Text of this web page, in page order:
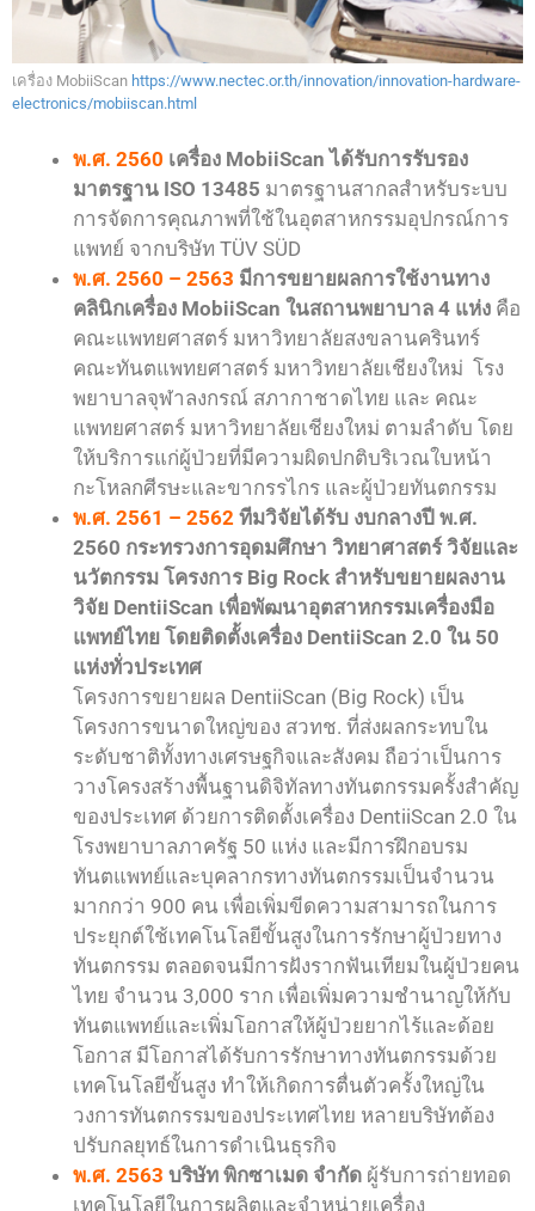
เครื่อง MobiiScan https://www.nectec.or.th/innovation/innovation-hardware-
electronics/mobiiscan.html
พ.ศ. 2560 เครื่อง MobiiScanได้รับการรับรอง
มาตรฐาน ISO 13485 มาตรฐานสากลสำหรับระบบ
การจัดการคุณภาพที่ใช้ในอุตสาหกรรมอุปกรณ์การ
แพทย์ จากบริษัท TÜV SÜD
พ.ศ. 2560 – 2563 มีการขยายผลการใช้งานทาง
คลินิกเครื่อง MobiiScan ในสถานพยาบาล 4 แห่ง คือ
คณะแพทยศาสตร์ มหาวิทยาลัยสงขลานครินทร์
คณะทันตแพทยศาสตร์ มหาวิทยาลัยเชียงใหม่ โรง
พยาบาลจุฬาลงกรณ์ สภากาชาดไทย และ คณะ
แพทยศาสตร์ มหาวิทยาลัยเชียงใหม่ ตามลำดับ โดย
ให้บริการแก่ผู้ป่วยที่มีความผิดปกติบริเวณใบหน้า
กะโหลกศีรษะและขากรรไกร และผู้ป่วยทันตกรรม
พ.ศ. 2561 – 2562 ทีมวิจัยได้รับ งบกลางปี พ.ศ.
2560 กระทรวงการอุดมศึกษา วิทยาศาสตร์ วิจัยและ
นวัตกรรม โครงการ Big Rock สำหรับขยายผลงาน
วิจัย DentiiScan เพื่อพัฒนาอุตสาหกรรมเครื่องมือ
แพทย์ไทย โดยติดตั้งเครื่อง DentiiScan 2.0 ใน 50
แห่งทั่วประเทศ
โครงการขยายผล DentiiScan (Big Rock) เป็น
โครงการขนาดใหญ่ของ สวทช. ที่ส่งผลกระทบใน
ระดับชาติทั้งทางเศรษฐกิจและสังคม ถือว่าเป็นการ
วางโครงสร้างพื้นฐานดิจิทัลทางทันตกรรมครั้งสำคัญ
ของประเทศ ด้วยการติดตั้งเครื่อง DentiiScan 2.0 ใน
โรงพยาบาลภาครัฐ 50 แห่ง และมีการฝึกอบรม
ทันตแพทย์และบุคลากรทางทันตกรรมเป็นจำนวน
มากกว่า 900 คน เพื่อเพิ่มขีดความสามารถในการ
ประยุกต์ใช้เทคโนโลยีขั้นสูงในการรักษาผู้ป่วยทาง
ทันตกรรม ตลอดจนมีการฝังรากฟันเทียมในผู้ป่วยคน
ไทย จำนวน 3,000 ราก เพื่อเพิ่มความชำนาญให้กับ
ทันตแพทย์และเพิ่มโอกาสให้ผู้ป่วยยากไร้และด้อย
โอกาส มีโอกาสได้รับการรักษาทางทันตกรรมด้วย
เทคโนโลยีขั้นสูง ทำให้เกิดการตื่นตัวครั้งใหญ่ใน
วงการทันตกรรมของประเทศไทย หลายบริษัทต้อง
ปรับกลยุทธ์ในการดำเนินธุรกิจ
พ.ศ. 2563 บริษัท พิกซาเมด จำกัด ผู้รับการถ่ายทอด
เทคโนโลยีในการผลิตและจำหน่ายเครื่อง